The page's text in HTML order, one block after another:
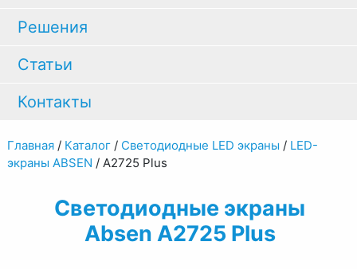
Решения
Статьи
Контакты
Главная/ Каталог/ Светодиодные LED экраны / LED-
экраны ABSEN / A2725 Plus
Светодиодные экраны
Absen A2725 Plus